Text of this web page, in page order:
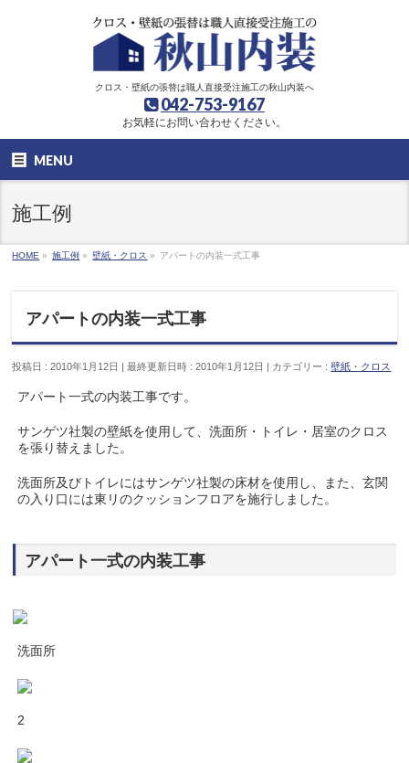
クロス・壁紙の張替は職人直接受注施工の秋山内装へ
042-753-9167
お気軽にお問い合わせください。
MENU
施工例
HOME » 施工例 » 壁紙・クロス » アパートの内装一式工事
アパートの内装一式工事
投稿日 : 2010年1月12日 最終更新日時 : 2010年1月12日 カテゴリー :壁紙・クロス
アパート一式の内装工事です。
サンゲツ社製の壁紙を使用して、洗面所・トイレ・居室のクロス
を張り替えました。
洗面所及びトイレにはサンゲツ社製の床材を使用し、また、玄関
の入り口には東リのクッションフロアを施行しました。
アパート一式の内装工事
洗面所
2